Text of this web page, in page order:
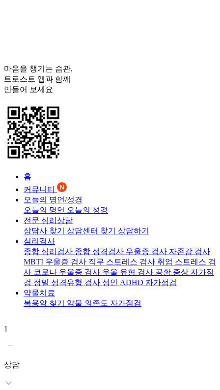
마음을 챙기는 습관,
트로스트 앱과 함께
만들어 보세요
홈
커뮤니티
오늘의 명언/성경
오늘의 명언 오늘의 성경
전문 심리상담
상담사 찾기 상담센터 찾기 상담하기
심리검사
종합 심리검사 종합 성격검사 우울증 검사 자존감 검사
MBTI 우울증 검사 직무 스트레스 검사 취업 스트레스 검
사 코로나 우울증 검사 우울 유형 검사 공황 증상 자가점
검 정밀 성격유형 검사 성인 ADHD 자가점검
약물치료
복용약 찾기 약물 의존도 자가점검
1
상담